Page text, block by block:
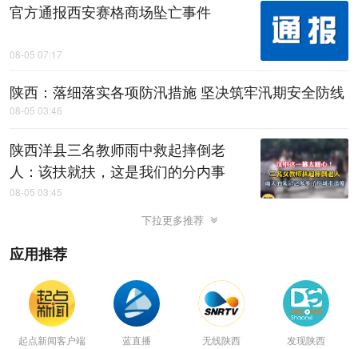
官方通报西安赛格商场坠亡事件
08-05 07:17
陕西：落细落实各项防汛措施 坚决筑牢汛期安全防线
08-05 03:46
陕西洋县三名教师雨中救起摔倒老
人：该扶就扶，这是我们的分内事
08-05 03:45
下拉更多推荐
应用推荐
起点新闻客户端 蓝直播 无线陕西 发现陕西